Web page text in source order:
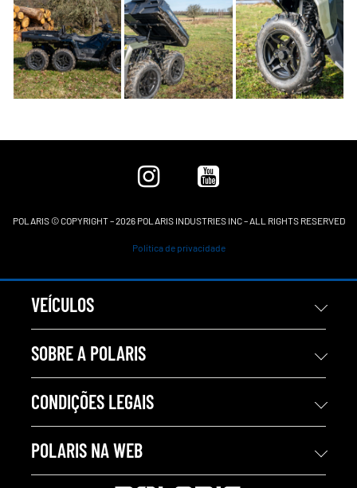
POLARIS © COPYRIGHT – 2026 POLARIS INDUSTRIES INC – ALL RIGHTS RESERVED
Política de privacidade
VEÍCULOS
SOBRE A POLARIS
CONDIÇÕES LEGAIS
POLARIS NA WEB